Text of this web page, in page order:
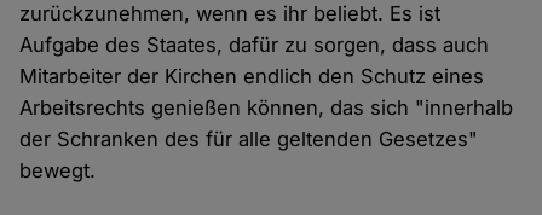
zurückzunehmen, wenn es ihr beliebt. Es ist
Aufgabe des Staates, dafür zu sorgen, dass auch
Mitarbeiter der Kirchen endlich den Schutz eines
Arbeitsrechts genießen können, das sich "innerhalb
der Schranken des für alle geltenden Gesetzes"
bewegt.